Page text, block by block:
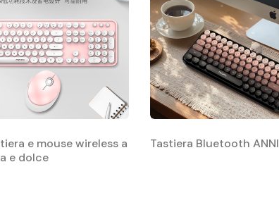
e mouse wireless a
e dolce
Tastiera Bluetooth ANNI